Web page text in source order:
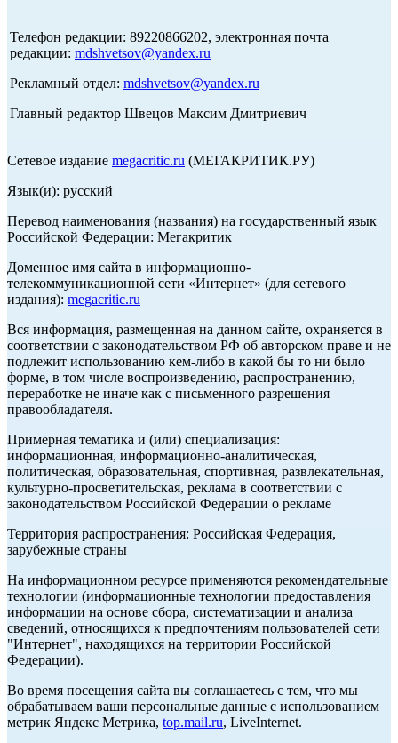
Телефон редакции: 89220866202, электронная почта
редакции: mdshvetsov@yandex.ru
Рекламный отдел: mdshvetsov@yandex.ru
Главный редактор Швецов Максим Дмитриевич
Сетевое издание megacritic.ru (МЕГАКРИТИК.РУ)
Язык(и): русский
Перевод наименования (названия) на государственный язык
Российской Федерации: Мегакритик
Доменное имя сайта в информационно-
телекоммуникационной сети «Интернет» (для сетевого
издания): megacritic.ru
Вся информация, размещенная на данном сайте, охраняется в
соответствии с законодательством РФ об авторском праве и не
подлежит использованию кем-либо в какой бы то ни было
форме, в том числе воспроизведению, распространению,
переработке не иначе как с письменного разрешения
правообладателя.
Примерная тематика и (или) специализация:
информационная, информационно-аналитическая,
политическая, образовательная, спортивная, развлекательная,
культурно-просветительская, реклама в соответствии с
законодательством Российской Федерации о рекламе
Территория распространения: Российская Федерация,
зарубежные страны
На информационном ресурсе применяются рекомендательные
технологии (информационные технологии предоставления
информации на основе сбора, систематизации и анализа
сведений, относящихся к предпочтениям пользователей сети
"Интернет", находящихся на территории Российской
Федерации).
Во время посещения сайта вы соглашаетесь с тем, что мы
обрабатываем ваши персональные данные с использованием
метрик Яндекс Метрика, top.mail.ru, LiveInternet.